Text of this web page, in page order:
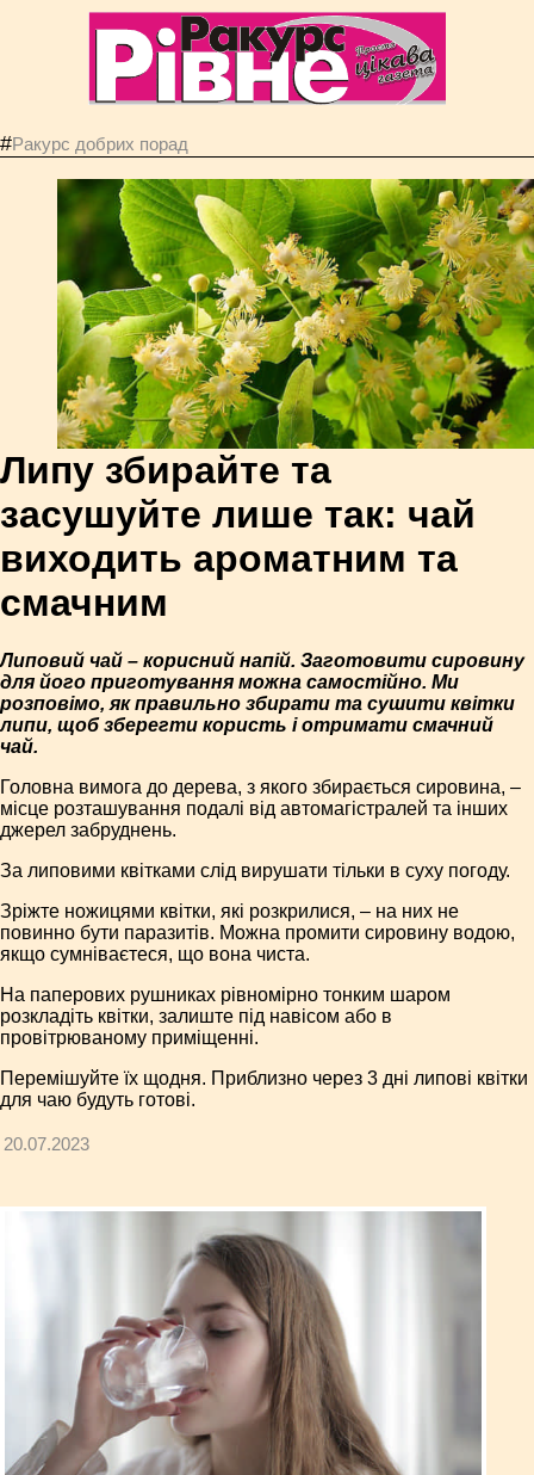
#Ракурс добрих порад
Липу збирайте та
засушуйте лише так: чай
виходить ароматним та
смачним
Липовий чай – корисний напій. Заготовити сировину
для його приготування можна самостійно. Ми
розповімо, як правильно збирати та сушити квітки
липи, щоб зберегти користь і отримати смачний
чай.
Головна вимога до дерева, з якого збирається сировина, –
місце розташування подалі від автомагістралей та інших
джерел забруднень.
За липовими квітками слід вирушати тільки в суху погоду.
Зріжте ножицями квітки, які розкрилися, – на них не
повинно бути паразитів. Можна промити сировину водою,
якщо сумніваєтеся, що вона чиста.
На паперових рушниках рівномірно тонким шаром
розкладіть квітки, залиште під навісом або в
провітрюваному приміщенні.
Перемішуйте їх щодня. Приблизно через 3 дні липові квітки
для чаю будуть готові.
20.07.2023